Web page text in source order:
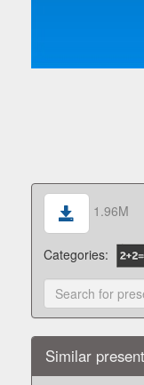
1.96M
Categories:
Similar